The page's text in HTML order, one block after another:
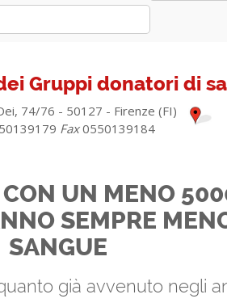
Gruppi donatori di
74/76 - 50127 - Firenze (FI)
Fax0550139184
UN MENO
SEMPRE
SANGUE
già avvenuto negli